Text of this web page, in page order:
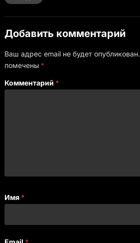
Добавить комментарий
Ваш адрес email не будет опубликован.
помечены *
Комментарий *
Имя *